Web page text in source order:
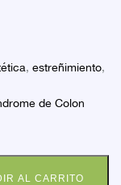
, estreñimiento,
de Colon
AL CARRITO